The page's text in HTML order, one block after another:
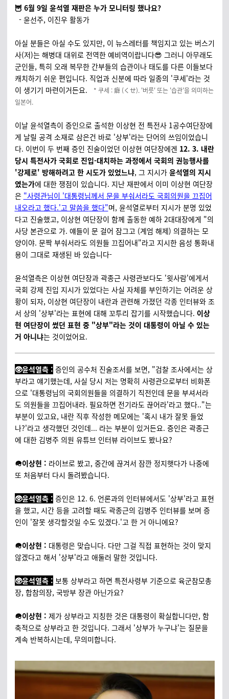
🦉 6월 9일 윤석열 재판은 누가 모니터링 했나요?
- 윤선주, 이진우 활동가
아실 분들은 아실 수도 있지만, 이 뉴스레터를 책임지고 있는 버스기
사(저)는 해병대 대위로 전역한 예비역이랍니다😎 그러니 아무래도
군인들, 특히 오래 복무한 간부들의 습관이나 태도를 다른 이들보다
캐치하기 쉬운 편입니다. 직업과 신분에 따라 일종의 '쿠세'라는 것
이 생기기 마련이거든요.
* 쿠세 : 癖 (くせ). '버릇' 또는 '습관'을 의미하는
일본어.
이날 윤석열측이 증인으로 출석한 이상현 전 특전사 1공수여단장에
게 날릴 공격 소재로 삼은건 바로 '상부'라는 단어의 쓰임이었습니
다. 이번이 두 번째 증인 진술이었던 이상현 여단장에겐 12. 3. 내란
당시 특전사가 국회로 진입-대치하는 과정에서 국회의 권능행사를
'강제로' 방해하려고 한 시도가 있었느냐, 그 지시가 윤석열의 지시
였는가에 대한 쟁점이 있습니다. 지난 재판에서 이미 이상현 여단장
은 "사령관님이 '대통령님께서 문을 부숴서라도 국회의원을 끄집어
내오라고 했다.'고 말씀을 했다"며, 윤석열로부터 지시가 분명 있었
다고 진술했고, 이상현 여단장이 함께 출동한 예하 2대대장에게 "의
사당 본관으로 가. 얘들이 문 걸어 잠그고 (계엄 해제) 의결하는 모
양이야. 문짝 부숴서라도 의원들 끄집어내"라고 지시한 음성 통화내
용이 그대로 재생된 바 있습니다-
윤석열측은 이상현 여단장과 곽종근 사령관보다도 '윗사람'에게서
국회 강제 진입 지시가 있었다는 사실 자체를 부인하기는 어려운 상
황이 되자, 이상현 여단장이 내란과 관련해 가졌던 각종 인터뷰와 조
서 상의 '상부'라는 표현에 대해 꼬투리 잡기를 시작했습니다. 이상
현 여단장이 썼던 표현 중 "상부"라는 것이 대통령이 아닐 수 있는
거 아니냐는 것이었어요.
🥸윤석열측 : 증인의 공수처 진술조서를 보면, "검찰 조사에서는 상
부라고 얘기했는데, 사실 당시 저는 명확히 사령관으로부터 비화폰
으로 '대통령님의 국회의원들을 의결하기 직전인데 문을 부셔서라
도 의원들을 끄집어내라. 필요하면 전기라도 끊어라'라고 했다.."는
부분이 있고요, 내란 직후 작성한 메모에는 '혹시 내가 잘못 들었
나?'라고 생각했던 것인데... 라는 부분이 있거든요. 증인은 곽종근
에 대한 김병주 의원 유튜브 인터뷰 라이브도 봤나요?
🪖이상현 : 라이브로 봤고, 중간에 끊겨서 잠깐 정지햇다가 나중에
또 처음부터 다시 돌려봤습니다.
🥸윤석열측 : 증인은 12. 6. 언론과의 인터뷰에서도 '상부'라고 표현
을 했고, 시간 등을 고려할 때도 곽종근의 김병주 인터뷰를 보며 증
인이 '잘못 생각할것일 수도 있겠다.'고 한 거 아니에요?
🪖이상현 : 대통령은 맞습니다. 다만 그걸 직접 표현하는 것이 맞지
않겠다고 해서 '상부'라고 애둘러 말한 것입니다.
🥸윤석열측 : 보통 상부라고 하면 특전사령부 기준으로 육군참모총
장, 합참의장, 국방부 장관 아닌가요?
🪖이상현 : 제가 상부라고 지칭한 것은 대통령이 확실합니다만, 함
축적으로 상부라고 한 것입니다. 그래서 '상부가 누구냐'는 질문을
계속 반복하시는데, 무의미합니다.